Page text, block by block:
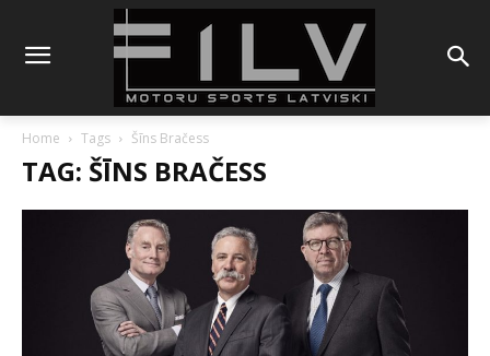
Home Tags Šīns Bračess
TAG: ŠĪNS BRAČESS